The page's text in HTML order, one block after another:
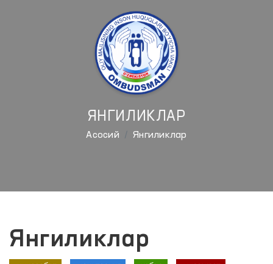
ЯНГИЛИКЛАР
Aсосий Янгиликлар
Янгиликлар